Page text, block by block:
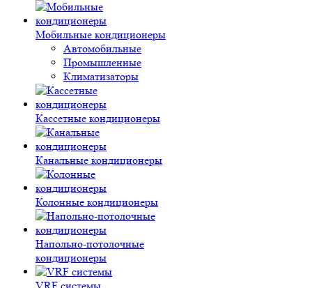
Мобильные кондиционеры
Автомобильные
Промышленные
Климатизаторы
Кассетные кондиционеры
Канальные кондиционеры
Колонные кондиционеры
Напольно-потолочные
кондиционеры